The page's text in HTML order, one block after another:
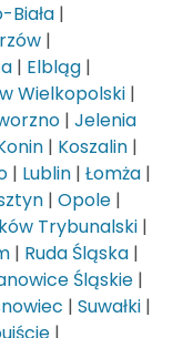
Biała |
|
| Elbląg |
Wielkopolski |
| Jelenia
| Koszalin |
| Lublin | Łomża |
| Opole |
Trybunalski |
| Ruda Śląska |
Śląskie |
| Suwałki |